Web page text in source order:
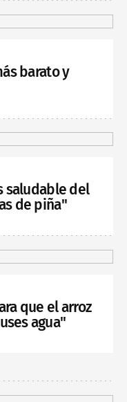
barato y
saludable del
de piña"
que el arroz
agua"